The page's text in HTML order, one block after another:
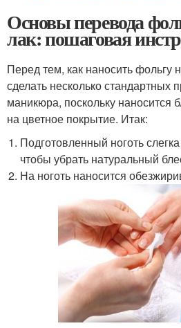
Основы перевода
лак: пошаговая
Перед тем, как наносить фольгу
сделать несколько стандартных
маникюра, поскольку наносится
на цветное покрытие. Итак:
Подготовленный ноготь
чтобы убрать натуральный
На ноготь наносится